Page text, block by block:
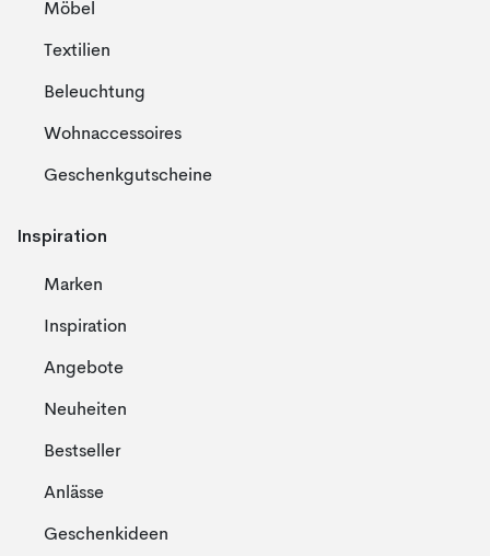
Möbel
Textilien
Beleuchtung
Wohnaccessoires
Geschenkgutscheine
Inspiration
Marken
Inspiration
Angebote
Neuheiten
Bestseller
Anlässe
Geschenkideen